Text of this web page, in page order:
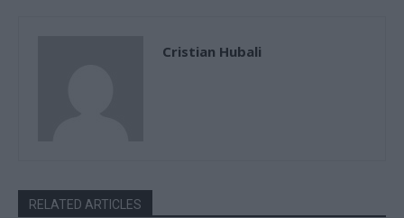
Cristian Hubali
RELATED ARTICLES